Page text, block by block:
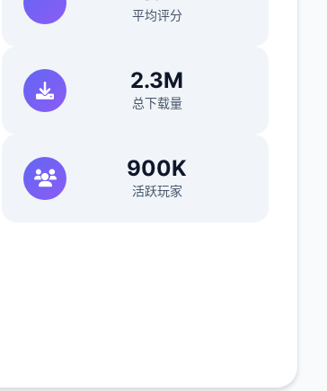
平均评分
2.3M
总下载量
900K
活跃玩家